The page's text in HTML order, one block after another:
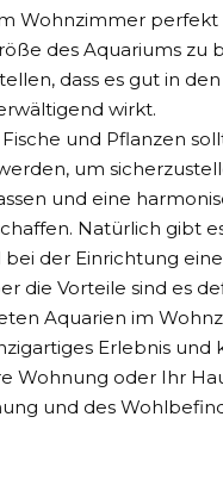
Wohnzimmer perfekt
des Aquariums zu
dass es gut in
wirkt.
und Pflanzen
um
und eine
Natürlich gibt
der Einrichtung
die Vorteile sind es
Aquarien im
Erlebnis und
Wohnung oder Ihr
und des